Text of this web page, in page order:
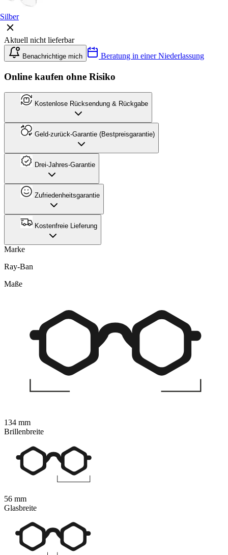
Silber
Aktuell nicht lieferbar
Benachrichtige mich Beratung in einer Niederlassung
Online kaufen ohne Risiko
Kostenlose Rücksendung & Rückgabe
Geld-zurück-Garantie (Bestpreisgarantie)
Drei-Jahres-Garantie
Zufriedenheitsgarantie
Kostenfreie Lieferung
Marke
Ray-Ban
Maße
134 mm
Brillenbreite
56 mm
Glasbreite